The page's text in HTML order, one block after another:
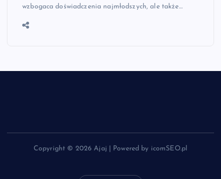
wzbogaca doświadczenia najmłodszych, ale także…
Copyright © 2026 Ajaj | Powered by icomSEO.pl